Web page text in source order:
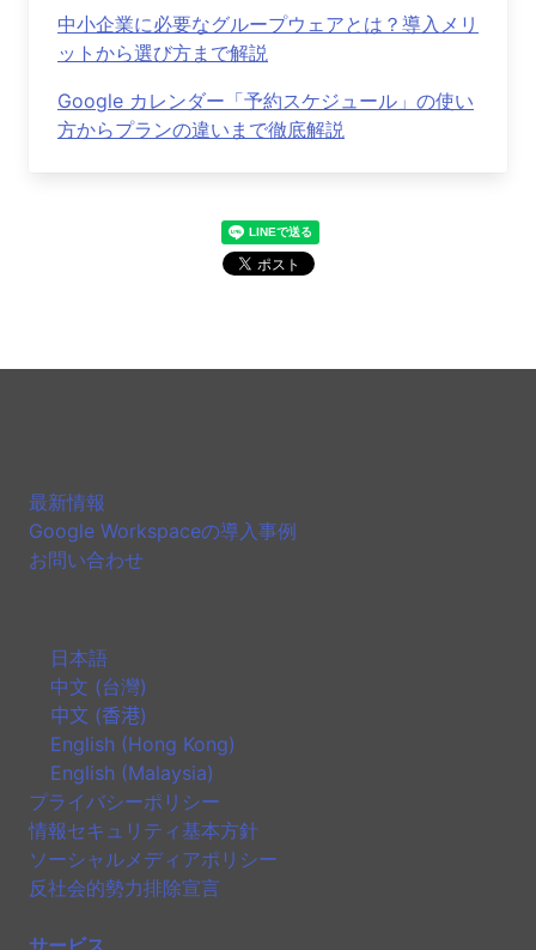
中小企業に必要なグループウェアとは？導入メリ
ットから選び方まで解説
Google カレンダー「予約スケジュール」の使い
方からプランの違いまで徹底解説
最新情報
Google Workspaceの導入事例
お問い合わせ
日本語
中文 (台灣)
中文 (香港)
English (Hong Kong)
English (Malaysia)
プライバシーポリシー
情報セキュリティ基本方針
ソーシャルメディアポリシー
反社会的勢力排除宣言
サービス